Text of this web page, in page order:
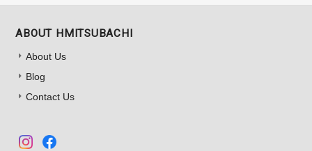
ABOUT HMITSUBACHI
About Us
Blog
Contact Us